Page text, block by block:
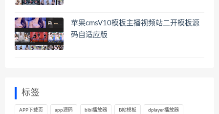
苹果cmsV10模板主播视频站二开模板源
码自适应版
标签
APP下载页 app源码 bibi播放器 B站模板 dplayer播放器